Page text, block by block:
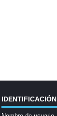
IDENTIFICACIÓN